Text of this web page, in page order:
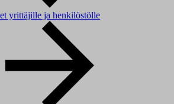
yrittäjille ja henkilöstölle